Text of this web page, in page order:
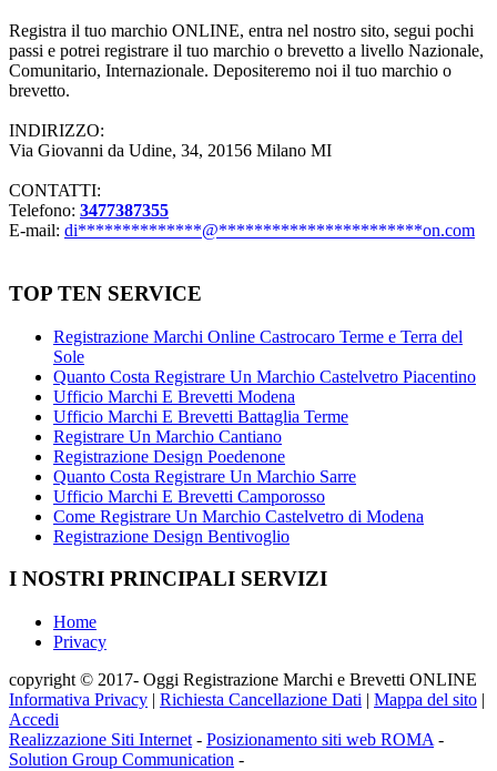
Registra il tuo marchio ONLINE, entra nel nostro sito, segui pochi
passi e potrei registrare il tuo marchio o brevetto a livello Nazionale,
Comunitario, Internazionale. Depositeremo noi il tuo marchio o
brevetto.
INDIRIZZO:
Via Giovanni da Udine, 34, 20156 Milano MI
CONTATTI:
Telefono: 3477387355
E-mail: di**************@***********************on.com
TOP TEN SERVICE
Registrazione Marchi Online Castrocaro Terme e Terra del
Sole
Quanto Costa Registrare Un Marchio Castelvetro Piacentino
Ufficio Marchi E Brevetti Modena
Ufficio Marchi E Brevetti Battaglia Terme
Registrare Un Marchio Cantiano
Registrazione Design Poedenone
Quanto Costa Registrare Un Marchio Sarre
Ufficio Marchi E Brevetti Camporosso
Come Registrare Un Marchio Castelvetro di Modena
Registrazione Design Bentivoglio
I NOSTRI PRINCIPALI SERVIZI
Home
Privacy
copyright © 2017- Oggi Registrazione Marchi e Brevetti ONLINE
Informativa Privacy | Richiesta Cancellazione Dati | Mappa del sito |
Accedi
Realizzazione Siti Internet - Posizionamento siti web ROMA -
Solution Group Communication -